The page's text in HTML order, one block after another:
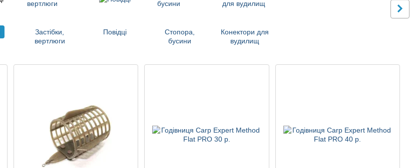
Застібки,
вертлюги
Повідці
Стопора,
бусини
Конектори для
вудилищ